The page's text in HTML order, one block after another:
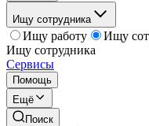
Ищу сотрудника
Ищу работу
Ищу
Ищу сотрудника
Сервисы
Помощь
Ещё
Поиск